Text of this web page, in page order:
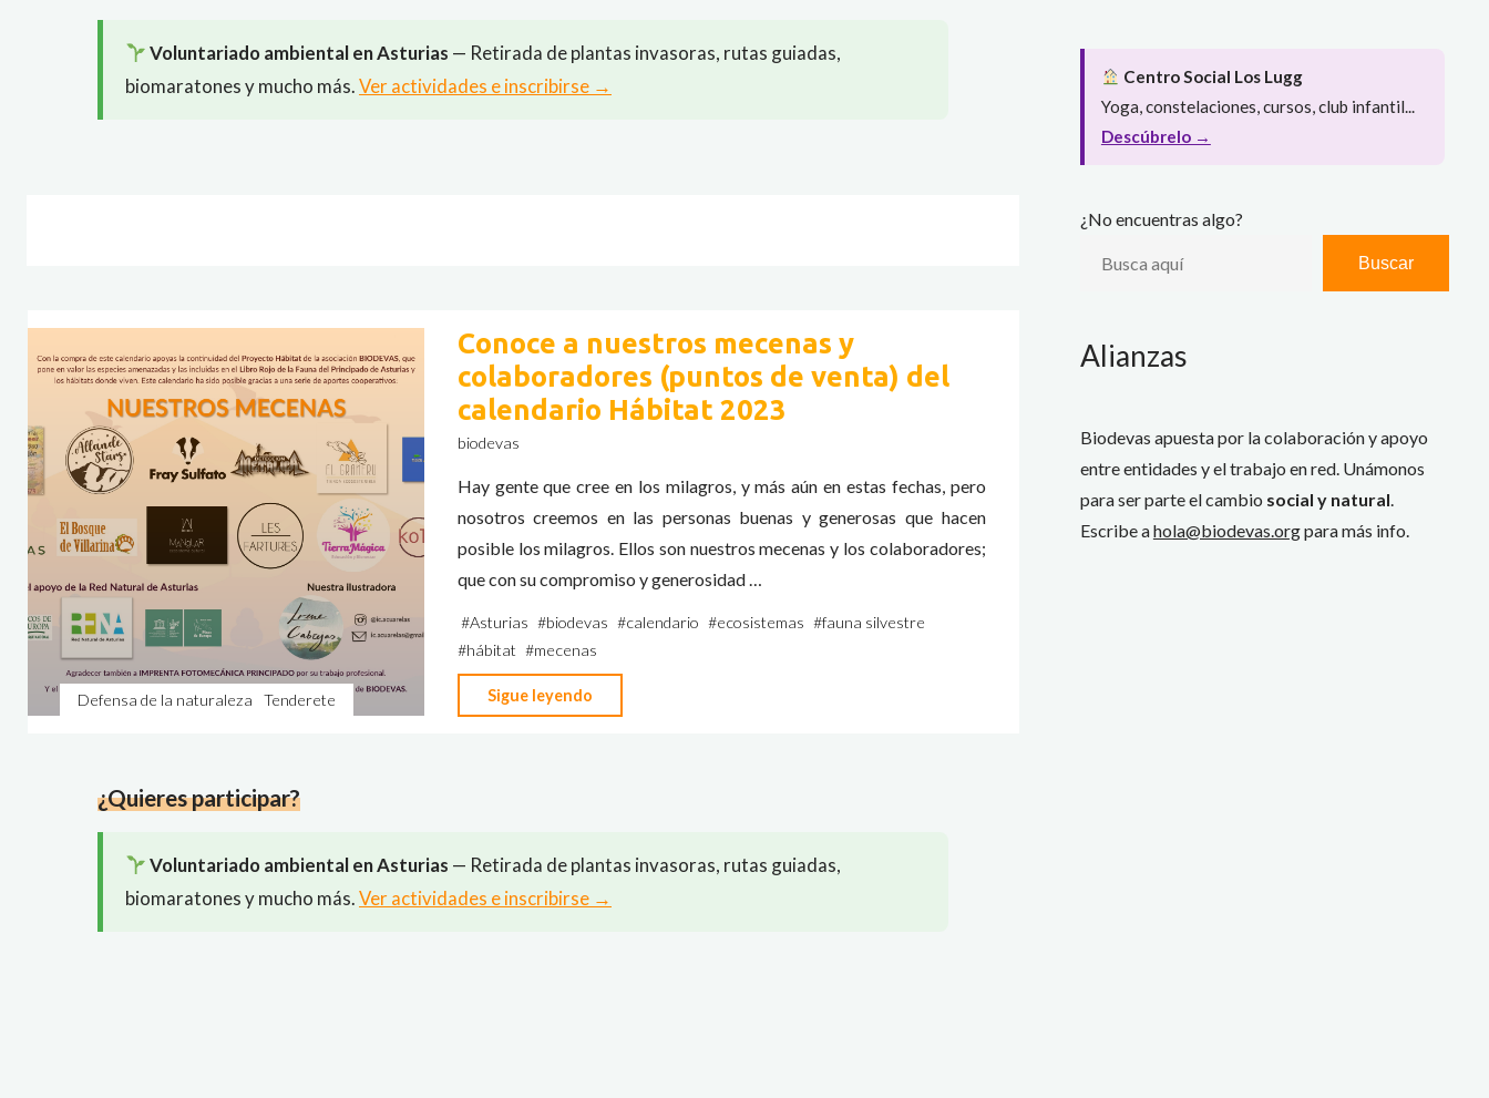
Voluntariado ambiental en Asturias — Retirada de plantas invasoras, rutas guiadas,
biomaratones y mucho más.Ver actividades e inscribirse →
Defensa de la naturaleza Tenderete
Conoce a nuestros mecenas y
colaboradores (puntos de venta) del
calendario Hábitat 2023
biodevas
Hay gente que cree en los milagros, y más aún en estas fechas, pero
nosotros creemos en las personas buenas y generosas que hacen
posible los milagros. Ellos son nuestros mecenas y los colaboradores;
que con su compromiso y generosidad …
#Asturias #biodevas #calendario #ecosistemas #fauna silvestre
#hábitat #mecenas
Sigue leyendo
de
¿Quieres participar?
Voluntariado ambiental en Asturias — Retirada de plantas invasoras, rutas guiadas,
biomaratones y mucho más.Ver actividades e inscribirse →
Centro Social Los Lugg
Yoga, constelaciones, cursos, club infantil...
Descúbrelo →
¿No encuentras algo?
Buscar
Alianzas
Biodevas apuesta por la colaboración y apoyo
entre entidades y el trabajo en red. Unámonos
para ser parte el cambio social y natural
Escribe ahola@biodevas.orgpara más info.